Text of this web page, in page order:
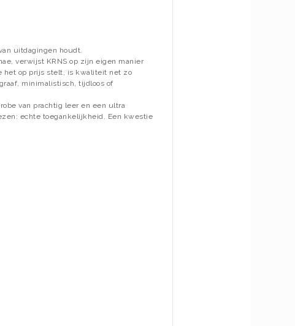
uitdagingen houdt.
verwijst KRNS op zijn eigen manier
het op prijs stelt, is kwaliteit net zo
minimalistisch, tijdloos of
van prachtig leer en een ultra
echte toegankelijkheid. Een kwestie